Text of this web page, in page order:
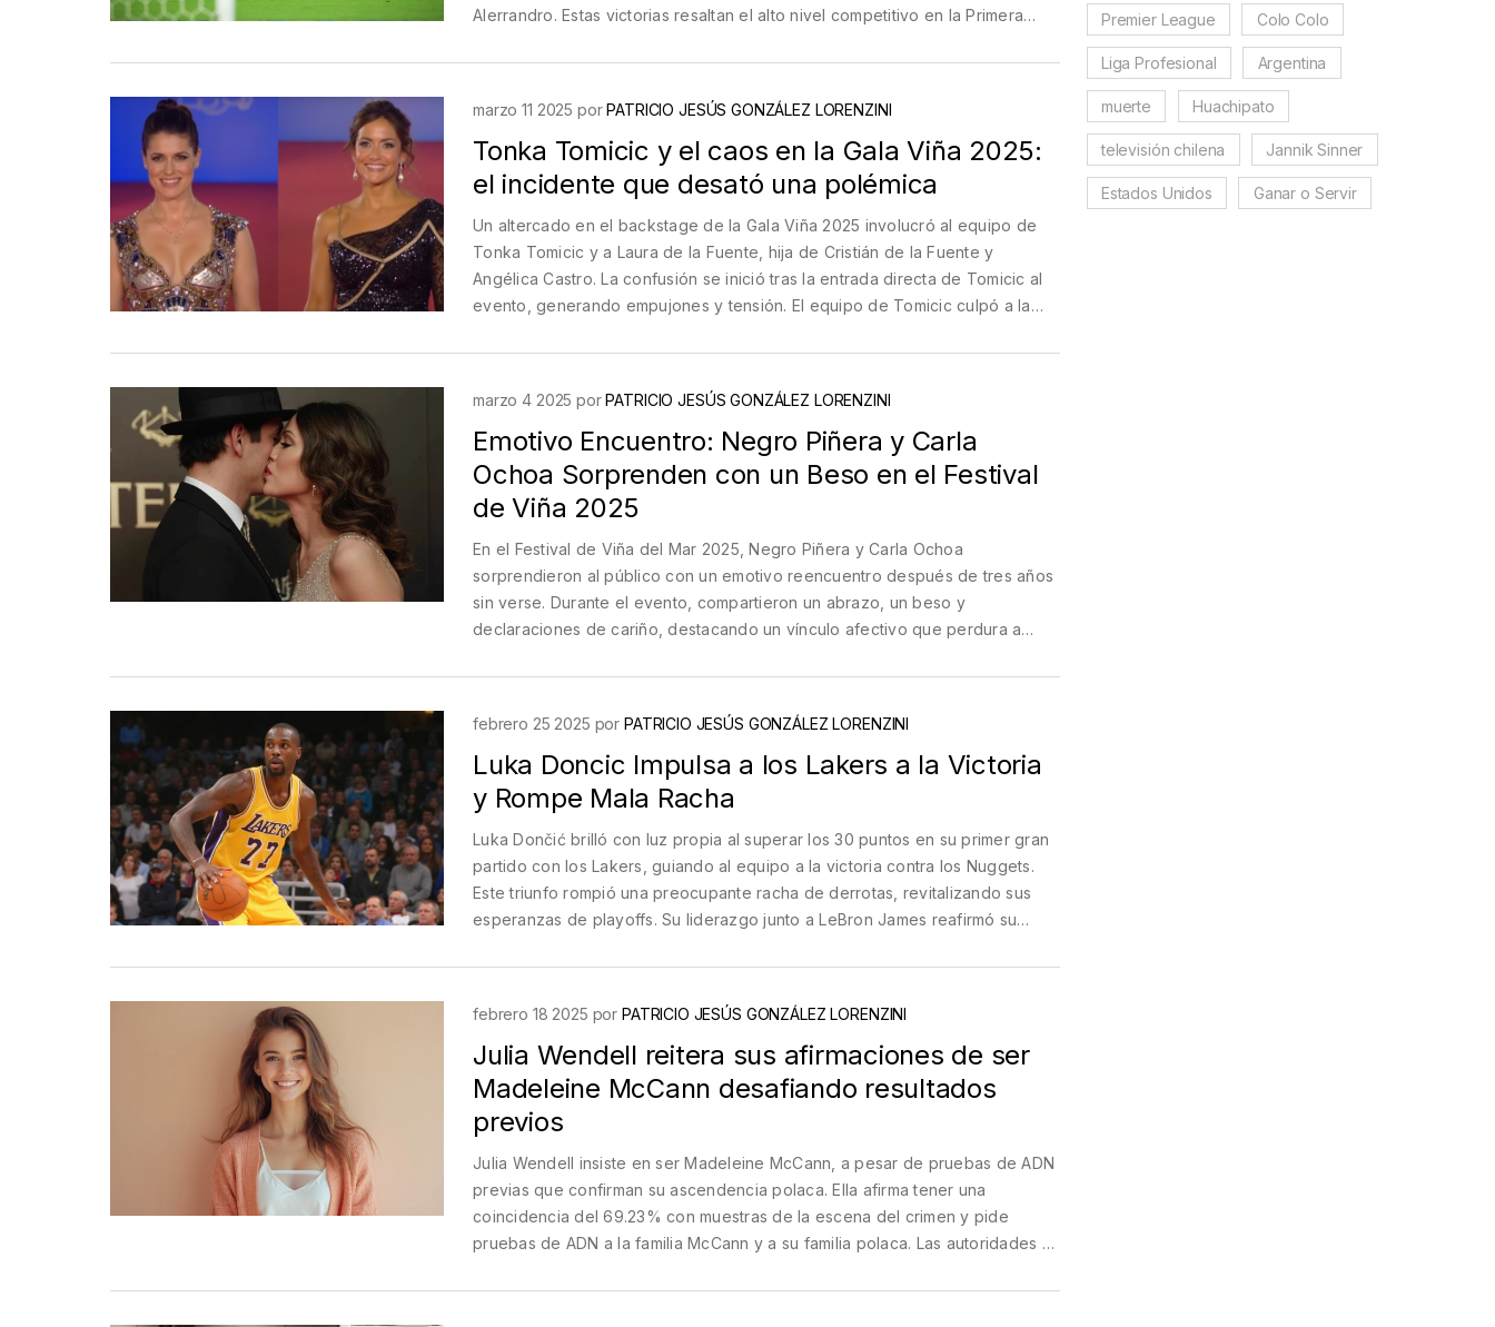
Alerrandro. Estas victorias resaltan el alto nivel competitivo en la Primera
marzo 11 2025 porPATRICIO JESÚS GONZÁLEZ LORENZINI
Tonka Tomicic y el caos en la Gala Viña 2025:
el incidente que desató una polémica
Un altercado en el backstage de la Gala Viña 2025 involucró al equipo de
Tonka Tomicic y a Laura de la Fuente, hija de Cristián de la Fuente y
Angélica Castro. La confusión se inició tras la entrada directa de Tomicic al
evento, generando empujones y tensión. El equipo de Tomicic culpó a la
contradictorias de testigos.
marzo 4 2025 porPATRICIO JESÚS GONZÁLEZ LORENZINI
Emotivo Encuentro: Negro Piñera y Carla
Ochoa Sorprenden con un Beso en el Festival
de Viña 2025
En el Festival de Viña del Mar 2025, Negro Piñera y Carla Ochoa
sorprendieron al público con un emotivo reencuentro después de tres años
sin verse. Durante el evento, compartieron un abrazo, un beso y
declaraciones de cariño, destacando un vínculo afectivo que perdura a
febrero 25 2025 por PATRICIO JESÚS GONZÁLEZ LORENZINI
Luka Doncic Impulsa a los Lakers a la Victoria
y Rompe Mala Racha
Luka Dončić brilló con luz propia al superar los 30 puntos en su primer gran
partido con los Lakers, guiando al equipo a la victoria contra los Nuggets.
Este triunfo rompió una preocupante racha de derrotas, revitalizando sus
esperanzas de playoffs. Su liderazgo junto a LeBron James reafirmó su
febrero 18 2025 por PATRICIO JESÚS GONZÁLEZ LORENZINI
Julia Wendell reitera sus afirmaciones de ser
Madeleine McCann desafiando resultados
previos
Julia Wendell insiste en ser Madeleine McCann, a pesar de pruebas de ADN
previas que confirman su ascendencia polaca. Ella afirma tener una
coincidencia del 69.23% con muestras de la escena del crimen y pide
pruebas de ADN a la familia McCann y a su familia polaca. Las autoridades y
polacos ofrecen pruebas que refutan sus afirmaciones de adopción.
Premier League Colo Colo
Liga Profesional Argentina
muerte Huachipato
televisión chilena Jannik Sinner
Estados Unidos Ganar o Servir